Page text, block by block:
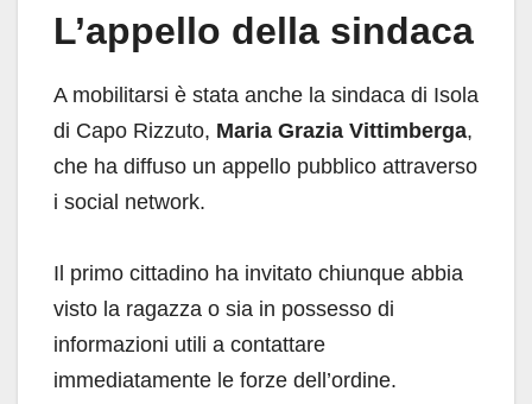
L’appello della sindaca
A mobilitarsi è stata anche la sindaca di Isola
di Capo Rizzuto, Maria Grazia Vittimberga,
che ha diffuso un appello pubblico attraverso
i social network.
Il primo cittadino ha invitato chiunque abbia
visto la ragazza o sia in possesso di
informazioni utili a contattare
immediatamente le forze dell’ordine.